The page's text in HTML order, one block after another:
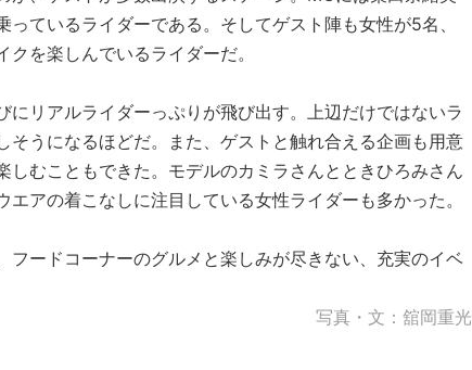
ているライダーである。そしてゲスト陣も女性が5名、
を楽しんでいるライダーだ。
にリアルライダーっぷりが飛び出す。上辺だけではないラ
そうになるほどだ。また、ゲストと触れ合える企画も用意
しむこともできた。モデルのカミラさんとときひろみさん
アの着こなしに注目している女性ライダーも多かった。
フードコーナーのグルメと楽しみが尽きない、充実のイベ
写真・文：舘岡重光